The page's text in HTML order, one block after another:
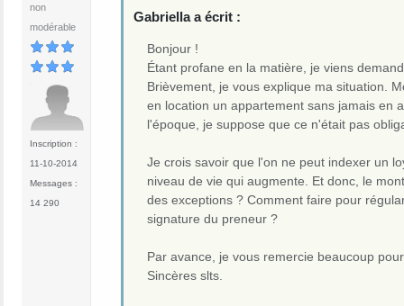
non
modérable
Inscription :
11-10-2014
Messages :
14 290
Gabriella a écrit :
Bonjour !
Étant profane en la matière, je viens
Brièvement, je vous explique ma situation.
en location un appartement sans jamais en
l'époque, je suppose que ce n'était pas
Je crois savoir que l'on ne peut indexer un
niveau de vie qui augmente. Et donc, le
des exceptions ? Comment faire pour
signature du preneur ?
Par avance, je vous remercie beaucoup
Sincères slts.